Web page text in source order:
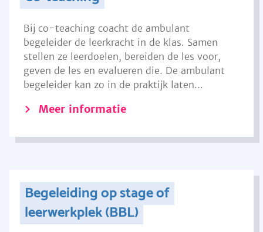
Bij co-teaching coacht de ambulant
begeleider de leerkracht in de klas. Samen
stellen ze leerdoelen, bereiden de les voor,
geven de les en evalueren die. De ambulant
begeleider kan zo in de praktijk laten...
Meer informatie
Begeleiding op stage of
leerwerkplek (BBL)